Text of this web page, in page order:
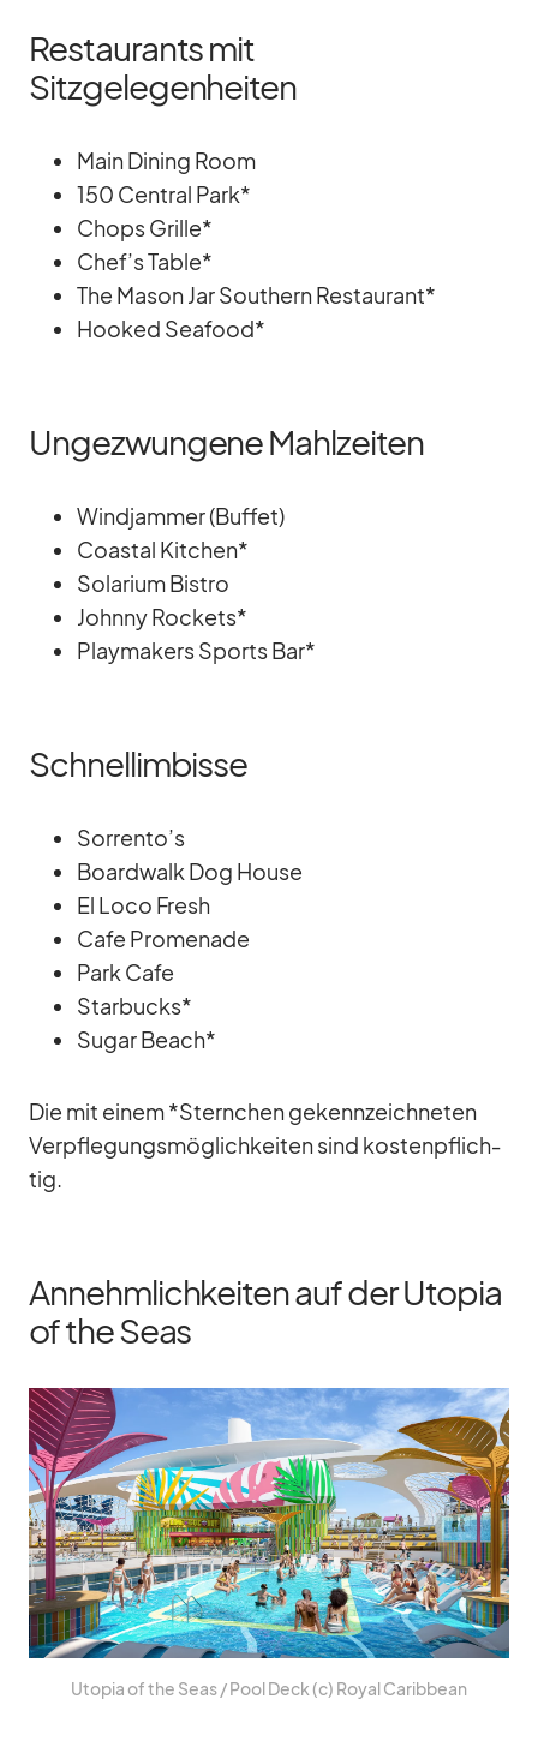
Restaurants mit
Sitzgelegenheiten
Main Di­ning Room
150 Cen­tral Park*
Chops Grille*
Chef’s Ta­ble*
The Ma­son Jar Sou­thern Re­stau­rant*
Hoo­ked Sea­food*
Ungezwungene Mahlzeiten
Wind­jam­mer (Buf­fet)
Co­as­tal Kit­chen*
So­la­rium Bis­tro
Johnny Ro­ckets*
Play­makers Sports Bar*
Schnellimbisse
Sorrento’s
Board­walk Dog House
El Loco Fresh
Cafe Pro­me­nade
Park Cafe
Star­bucks*
Su­gar Beach*
Die mit ei­nem *Stern­chen ge­kenn­zeich­ne­ten
Ver­pfle­gungs­mög­lich­kei­ten sind kos­ten­pflich­
tig.
Annehmlichkeiten auf der Utopia
of the Seas
Uto­pia of the Seas /​ Pool Deck (c) Royal Ca­rib­bean